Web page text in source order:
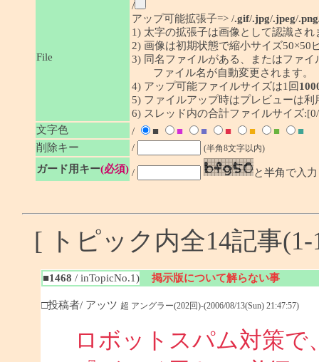
File
/
アップ可能拡張子=> /.gif/.jpg/.jpeg/.png
1) 太字の拡張子は画像として認識され
2) 画像は初期状態で縮小サイズ50×50
3) 同名ファイルがある、またはファ
ファイル名が自動変更されます。
4) アップ可能ファイルサイズは1回
5) ファイルアップ時はプレビューは利
6) スレッド内の合計ファイルサイズ
文字色
/ ■ ■ ■ ■ ■ ■
■
削除キー
/ (半角8文字以内)
ガード用キー(必須) / と半角で入力
[ トピック内全14記事
■1468 / inTopicNo.1) 掲示版について解らない事
□投稿者/ アッツ 超 アングラー(202回)-(2006/08/13(Sun) 21:47:57)
ロボットスパム対策で